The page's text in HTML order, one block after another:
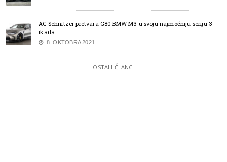
AC Schnitzer pretvara G80 BMW M3 u svoju najmoćniju seriju 3
ikada
8. OKTOBRA 2021.
OSTALI ČLANCI